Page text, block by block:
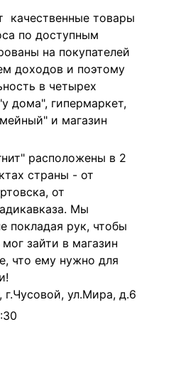
качественные товары
по доступным
на покупателей
доходов и поэтому
в четырех
дома", гипермаркет,
и магазин
расположены в 2
страны - от
от
Мы
покладая рук, чтобы
зайти в магазин
что ему нужно для
ул.Мира, д.6